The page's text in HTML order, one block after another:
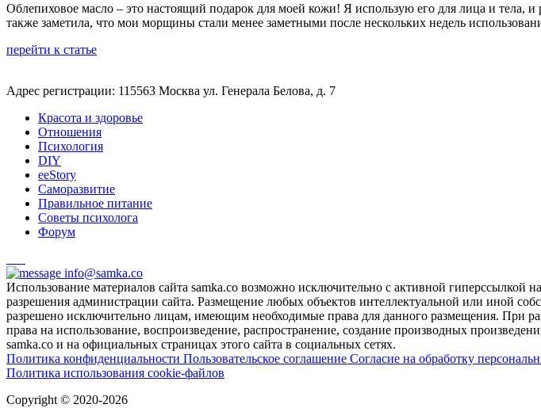
Облепиховое масло – это настоящий подарок для моей кожи! Я использую его для лица и тела,
также заметила, что мои морщины стали менее заметными после нескольких недель
перейти к статье
Адрес регистрации: 115563 Москва ул. Генерала Белова, д. 7
Красота и здоровье
Отношения
Психология
DIY
ееStory
Саморазвитие
Правильное питание
Советы психолога
Форум
info@samka.co
Использование материалов сайта samka.co возможно исключительно с активной
разрешения администрации сайта. Размещение любых объектов интеллектуальной или иной
разрешено исключительно лицам, имеющим необходимые права для данного размещения. При
права на использование, воспроизведение, распространение, создание производных
samka.co и на официальных страницах этого сайта в социальных сетях.
Политика конфиденциальности Пользовательское соглашение Согласие на обработку
Политика использования cookie-файлов
Copyright © 2020-2026